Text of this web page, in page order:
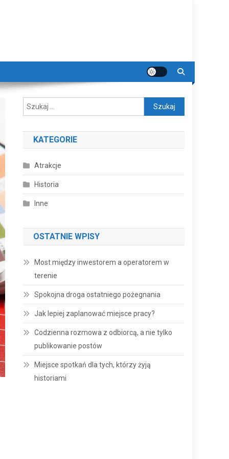
Szukaj:
KATEGORIE
Atrakcje
Historia
Inne
OSTATNIE WPISY
Most między inwestorem a operatorem w
terenie
Spokojna droga ostatniego pożegnania
Jak lepiej zaplanować miejsce pracy?
Codzienna rozmowa z odbiorcą, a nie tylko
publikowanie postów
Miejsce spotkań dla tych, którzy żyją
historiami